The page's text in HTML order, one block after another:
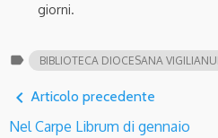
giorni.
label BIBLIOTECA DIOCESANA
navigate_before Articolo precedente
Nel Carpe Librum di gennaio